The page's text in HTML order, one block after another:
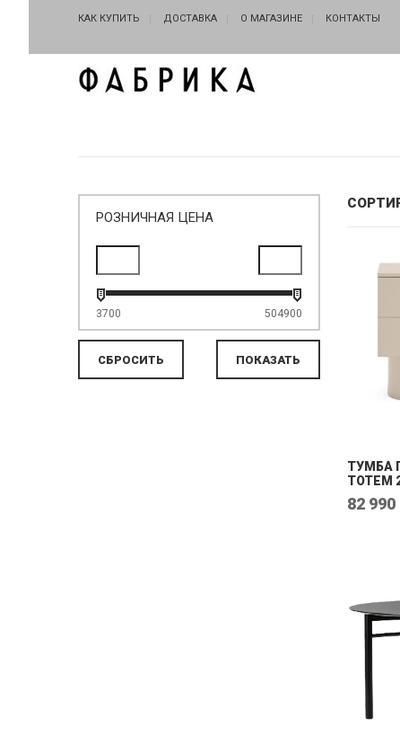
КАК КУПИТЬ ДОСТАВКА О МАГАЗИНЕ КОНТАКТЫ
РОЗНИЧНАЯ ЦЕНА
3700 504900
ТУМБА
TOTEM
82 990